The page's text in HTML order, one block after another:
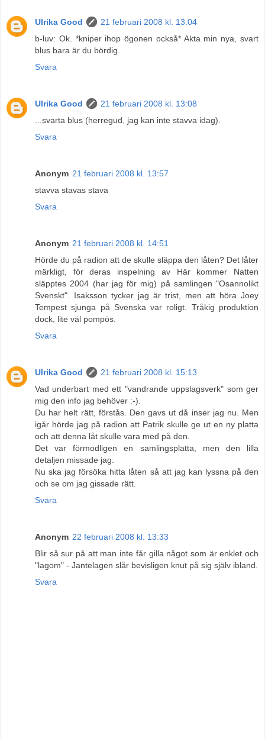
Ulrika Good
21 februari 2008 kl. 13:04
b-luv: Ok. *kniper ihop ögonen också* Akta min nya, svart
blus bara är du bördig.
Svara
Ulrika Good
21 februari 2008 kl. 13:08
...svarta blus (herregud, jag kan inte stavva idag).
Svara
Anonym 21 februari 2008 kl. 13:57
stavva stavas stava
Svara
Anonym 21 februari 2008 kl. 14:51
Hörde du på radion att de skulle släppa den låten? Det låter
märkligt, för deras inspelning av Här kommer Natten
släpptes 2004 (har jag för mig) på samlingen "Osannolikt
Svenskt". Isaksson tycker jag är trist, men att höra Joey
Tempest sjunga på Svenska var roligt. Tråkig produktion
dock, lite väl pompös.
Svara
Ulrika Good
21 februari 2008 kl. 15:13
Vad underbart med ett "vandrande uppslagsverk" som ger
mig den info jag behöver :-).
Du har helt rätt, förstås. Den gavs ut då inser jag nu. Men
igår hörde jag på radion att Patrik skulle ge ut en ny platta
och att denna låt skulle vara med på den.
Det var förmodligen en samlingsplatta, men den lilla
detaljen missade jag.
Nu ska jag försöka hitta låten så att jag kan lyssna på den
och se om jag gissade rätt.
Svara
Anonym 22 februari 2008 kl. 13:33
Blir så sur på att man inte får gilla något som är enklet och
"lagom" - Jantelagen slår bevisligen knut på sig själv ibland.
Svara